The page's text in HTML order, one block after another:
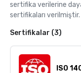
sertifika verilerine
sertifikaları verilmiştir.
Sertifikalar (3)
ISO